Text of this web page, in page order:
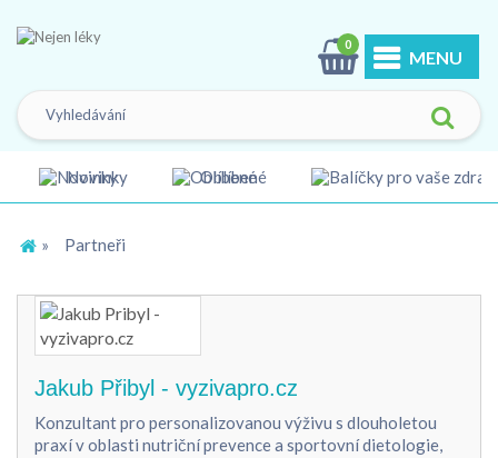
0
Novinky Oblíbené
MENU
» Partneři
Jakub Přibyl - vyzivapro.cz
Konzultant pro personalizovanou výživu s dlouholetou
praxí v oblasti nutriční prevence a sportovní dietologie,